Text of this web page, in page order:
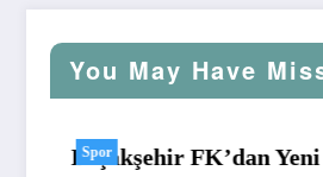
You May Have
FK’dan Yeni